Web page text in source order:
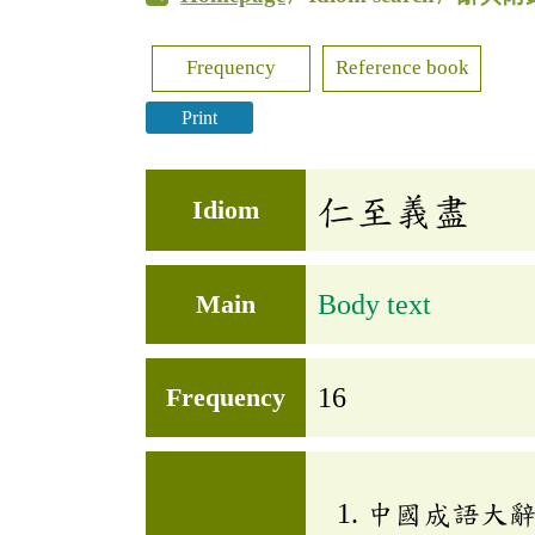
Frequency Reference book
Print
Idiom 仁至義盡
Main Body text
Frequency 16
中國成語大